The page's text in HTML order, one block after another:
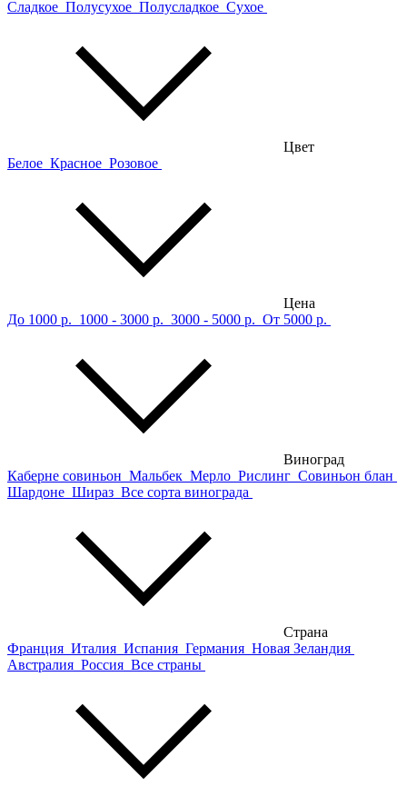
Сладкое Полусухое Полусладкое Сухое
Цвет
Белое Красное Розовое
Цена
До 1000 р. 1000 - 3000 р. 3000 - 5000 р. От 5000 р.
Виноград
Каберне совиньон Мальбек Мерло Рислинг Совиньон блан
Шардоне Шираз Все сорта винограда
Страна
Франция Италия Испания Германия Новая Зеландия
Австралия Россия Все страны